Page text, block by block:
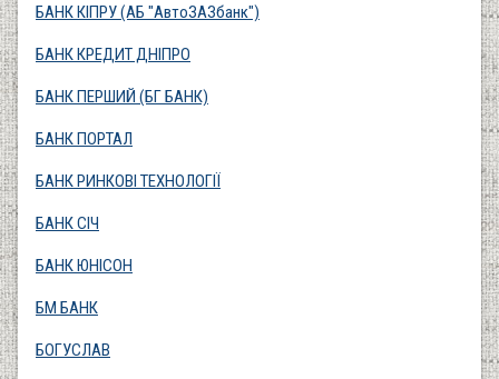
БАНК КІПРУ (АБ "АвтоЗАЗбанк")
БАНК КРЕДИТ ДНІПРО
БАНК ПЕРШИЙ (БГ БАНК)
БАНК ПОРТАЛ
БАНК РИНКОВІ ТЕХНОЛОГІЇ
БАНК СІЧ
БАНК ЮНІСОН
БМ БАНК
БОГУСЛАВ